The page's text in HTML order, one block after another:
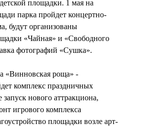
площадки. 1 мая на
парка пройдет концертно-
будут организованы
«Чайная» и «Свободного
фотографий «Сушка».
«Винновская роща» -
комплекс праздничных
нового аттракциона,
игрового комплекса
площадки возле арт-